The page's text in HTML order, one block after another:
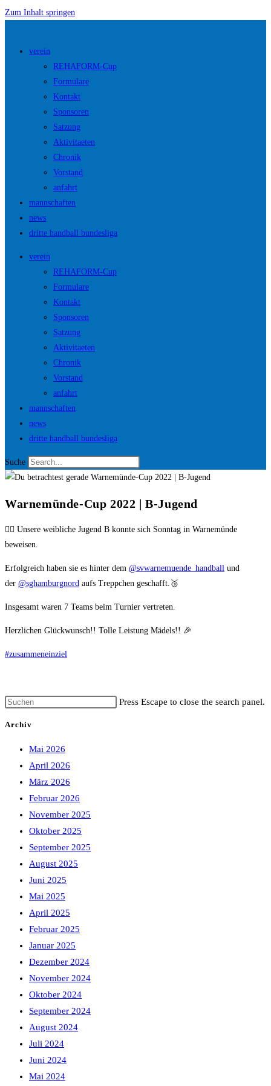
Zum Inhalt springen
verein
REHAFORM-Cup
Formulare
Kontakt
Sponsoren
Satzung
Aktivitaeten
Chronik
Vorstand
anfahrt
mannschaften
news
dritte handball bundesliga
verein
REHAFORM-Cup
Formulare
Kontakt
Sponsoren
Satzung
Aktivitaeten
Chronik
Vorstand
anfahrt
mannschaften
news
dritte handball bundesliga
Suche
Warnemünde-Cup 2022 | B-Jugend
👱‍♀️ Unsere weibliche Jugend B konnte sich Sonntag in Warnemünde
beweisen.
Erfolgreich haben sie es hinter dem @svwarnemuende_handball und
der @sghamburgnord aufs Treppchen geschafft.🥉
Insgesamt waren 7 Teams beim Turnier vertreten.
Herzlichen Glückwunsch!! Tolle Leistung Mädels!! 🎉
#zusammeneinziel
Press Escape to close the search panel.
Archiv
Mai 2026
April 2026
März 2026
Februar 2026
November 2025
Oktober 2025
September 2025
August 2025
Juni 2025
Mai 2025
April 2025
Februar 2025
Januar 2025
Dezember 2024
November 2024
Oktober 2024
September 2024
August 2024
Juli 2024
Juni 2024
Mai 2024